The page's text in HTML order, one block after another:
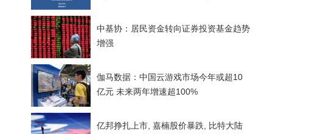
中基协：居民资金转向证券投资基金趋势
增强
伽马数据：中国云游戏市场今年或超10
亿元 未来两年增速超100%
亿邦挣扎上市, 嘉楠股价暴跌, 比特大陆